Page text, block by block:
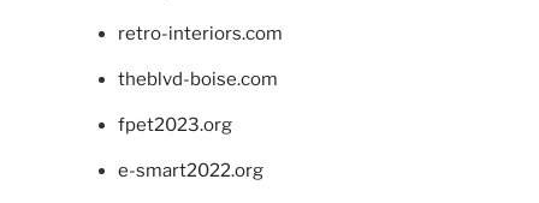
retro-interiors.com
theblvd-boise.com
fpet2023.org
e-smart2022.org